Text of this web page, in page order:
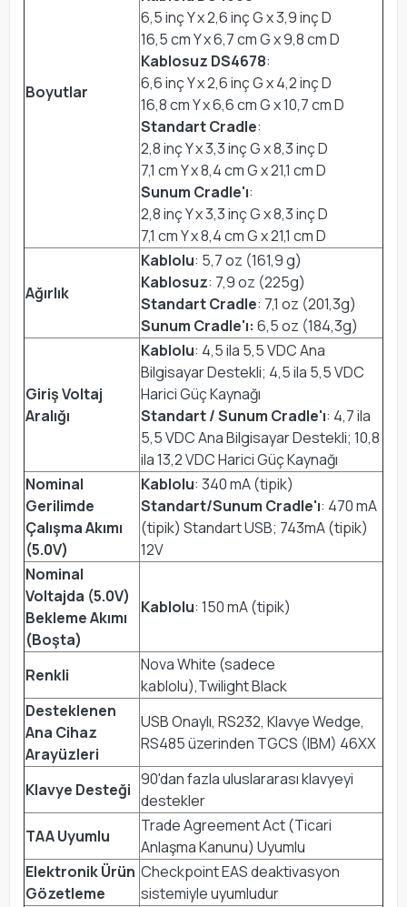
Boyutlar
6,5 inç Y x 2,6 inç G x 3,9 inç D
16,5 cm Y x 6,7 cm G x 9,8 cm D
Kablosuz DS4678:
6,6 inç Y x 2,6 inç G x 4,2 inç D
16,8 cm Y x 6,6 cm G x 10,7 cm D
Standart Cradle:
2,8 inç Y x 3,3 inç G x 8,3 inç D
7,1 cm Y x 8,4 cm G x 21,1 cm D
Sunum Cradle'ı:
2,8 inç Y x 3,3 inç G x 8,3 inç D
7,1 cm Y x 8,4 cm G x 21,1 cm D
Ağırlık
Kablolu: 5,7 oz (161,9 g)
Kablosuz: 7,9 oz (225g)
Standart Cradle: 7,1 oz (201,3g)
Sunum Cradle'ı: 6,5 oz (184,3g)
Giriş Voltaj
Aralığı
Kablolu: 4,5 ila 5,5 VDC Ana
Bilgisayar Destekli; 4,5 ila 5,5 VDC
Harici Güç Kaynağı
Standart / Sunum Cradle'ı: 4,7 ila
5,5 VDC Ana Bilgisayar Destekli; 10,8
ila 13,2 VDC Harici Güç Kaynağı
Nominal
Gerilimde
Çalışma Akımı
(5.0V)
Kablolu: 340 mA (tipik)
Standart/Sunum Cradle'ı: 470 mA
(tipik) Standart USB; 743mA (tipik)
12V
Nominal
Voltajda (5.0V)
Bekleme Akımı
(Boşta)
Kablolu: 150 mA (tipik)
Renkli
Nova White (sadece
kablolu),Twilight Black
Desteklenen
Ana Cihaz
Arayüzleri
USB Onaylı, RS232, Klavye Wedge,
RS485 üzerinden TGCS (IBM) 46XX
Klavye Desteği
90'dan fazla uluslararası klavyeyi
destekler
TAA Uyumlu
Trade Agreement Act (Ticari
Anlaşma Kanunu) Uyumlu
Elektronik Ürün
Gözetleme
Checkpoint EAS deaktivasyon
sistemiyle uyumludur